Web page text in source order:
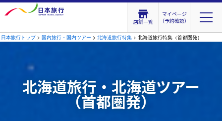
店舗一覧
マイページ
（予約確認）
日本旅行トップ> 国内旅行・国内ツアー > 北海道旅行特集 > 北海道旅行特集（首都圏発）
北海道旅行・北海道ツアー
（首都圏発）